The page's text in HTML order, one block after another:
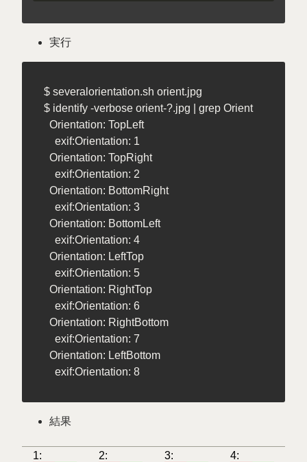
実行
$ severalorientation.sh orient.jpg
$ identify -verbose orient-?.jpg | grep Orient
  Orientation: TopLeft
    exif:Orientation: 1
  Orientation: TopRight
    exif:Orientation: 2
  Orientation: BottomRight
    exif:Orientation: 3
  Orientation: BottomLeft
    exif:Orientation: 4
  Orientation: LeftTop
    exif:Orientation: 5
  Orientation: RightTop
    exif:Orientation: 6
  Orientation: RightBottom
    exif:Orientation: 7
  Orientation: LeftBottom
結果
1: 2: 3: 4: